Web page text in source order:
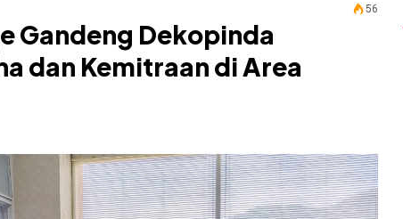
56
Gandeng Dekopinda
dan Kemitraan di Area